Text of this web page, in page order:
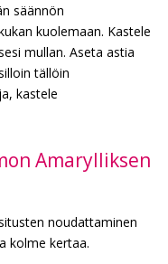
säännön
kuolemaan. Kastele
mullan. Aseta astia
tällöin
kastele
Amarylliksen
noudattaminen
kolme kertaa.